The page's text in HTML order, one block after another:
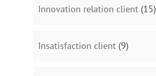
Innovation relation client(15)
Insatisfaction client(9)